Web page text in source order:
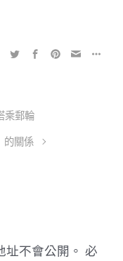
乘郵輪
的關係
不會公開。 必